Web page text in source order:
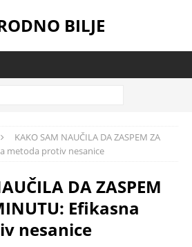
BILJE
KAKO SAM NAUČILA DA ZASPEM ZA
metoda protiv nesanice
DA ZASPEM
Efikasna
nesanice